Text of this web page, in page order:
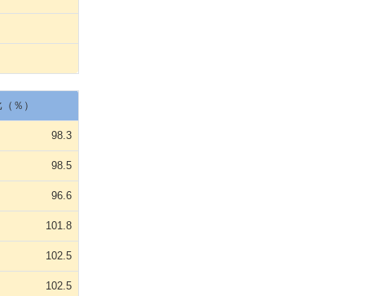
％）
98.3
98.5
96.6
101.8
102.5
102.5